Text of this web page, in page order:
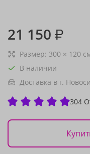
21 150 ₽
Размер: 300 × 120
В наличии
Доставка в г.
304